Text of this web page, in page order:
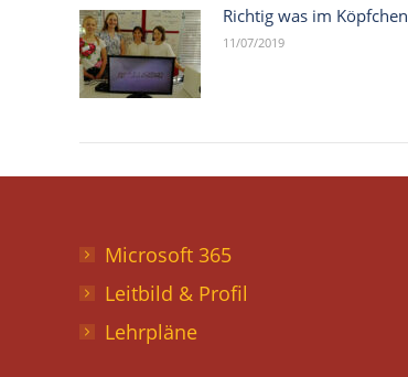
Richtig was im Köpfchen
11/07/2019
Microsoft 365
Leitbild & Profil
Lehrpläne